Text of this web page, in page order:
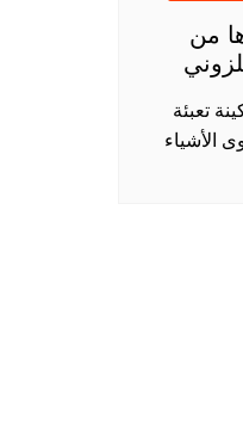
من
تعبئة
الأشياء